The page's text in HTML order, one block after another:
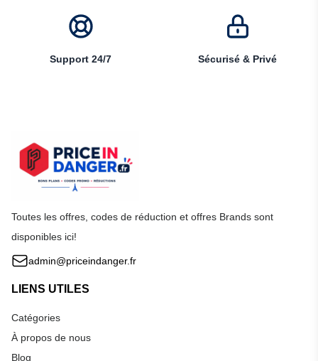
Support 24/7 Sécurisé & Privé
Toutes les offres, codes de réduction et offres Brands sont
disponibles ici!
admin@priceindanger.fr
LIENS UTILES
Catégories
À propos de nous
Blog